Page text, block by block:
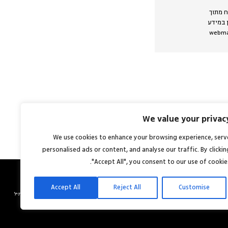
We value your
We use cookies to enhance your browsing experience,
personalised ads or content, and analyse our traffic. By
"Accept All", you consent to our use of
Customise
Reject All
Accept All
מתוך
במידע
פנייה לייעוץ
© כל הזכויות שמורות לשתיל